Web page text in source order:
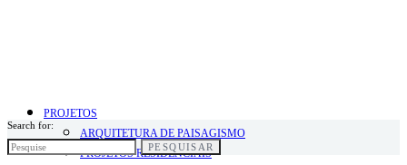
PROJETOS
ARQUITETURA DE PAISAGISMO
PROJETOS RESIDENCIAIS
Search for:
PESQUISAR